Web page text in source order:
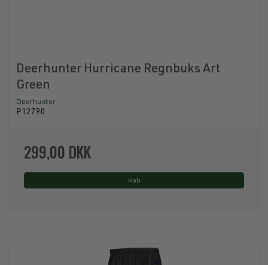
Deerhunter Hurricane Regnbuks Art
Green
Deerhunter
P12790
299,00 DKK
Køb